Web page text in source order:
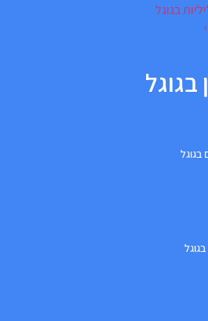
בגוגל
בגוגל
בגוגל